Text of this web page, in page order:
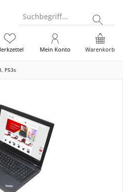
Suchbegriff...
Warenkorb
Mein Konto
P53s